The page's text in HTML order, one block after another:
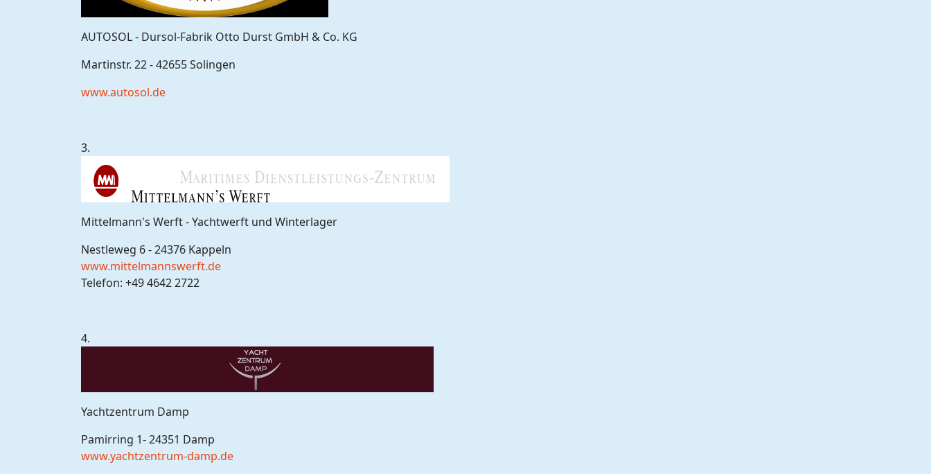
AUTOSOL - Dursol-Fabrik Otto Durst GmbH & Co. KG
Martinstr. 22 - 42655 Solingen
www.autosol.de
3.
Mittelmann's Werft - Yachtwerft und Winterlager
Nestleweg 6 - 24376 Kappeln
www.mittelmannswerft.de
Telefon: +49 4642 2722
4.
Yachtzentrum Damp
Pamirring 1- 24351 Damp
www.yachtzentrum-damp.de